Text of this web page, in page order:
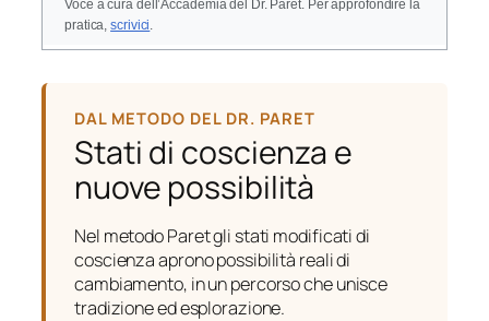
Voce a cura dell’Accademia del Dr. Paret. Per approfondire la
pratica,scrivici.
DAL METODO DEL DR. PARET
Stati di coscienza e
nuove possibilità
Nel metodo Paret gli stati modificati di
coscienza aprono possibilità reali di
cambiamento, in un percorso che unisce
tradizione ed esplorazione.